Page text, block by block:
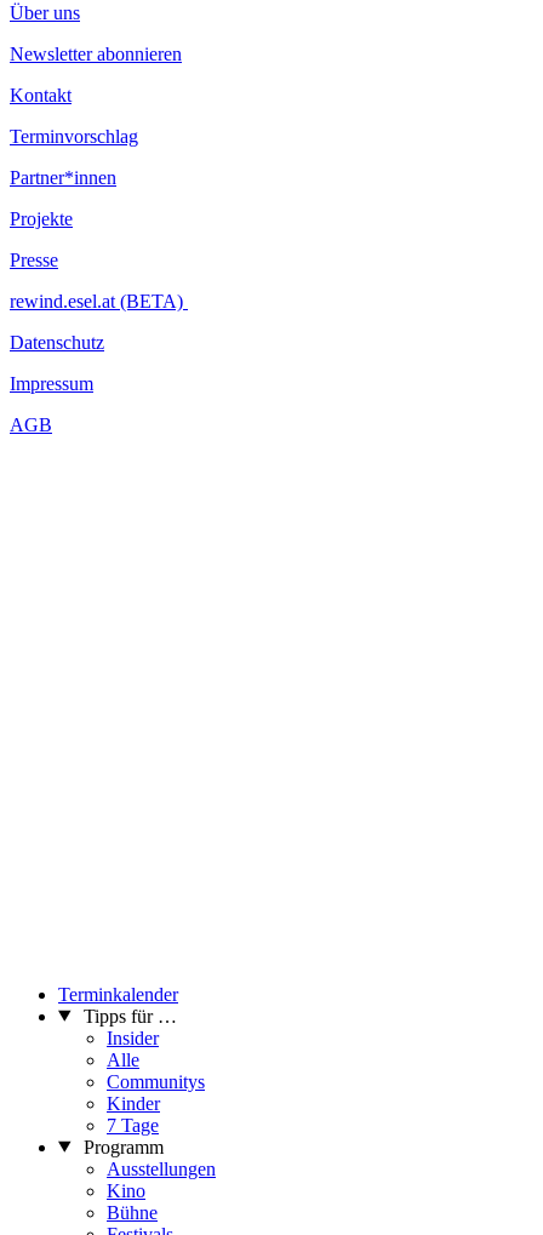
Über uns
Newsletter abonnieren
Kontakt
Terminvorschlag
Partner*innen
Projekte
Presse
rewind.esel.at (BETA)
Datenschutz
Impressum
AGB
Terminkalender
Tipps für …
Insider
Alle
Communitys
Kinder
7 Tage
Programm
Ausstellungen
Kino
Bühne